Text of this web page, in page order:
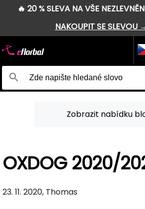
🔥 20 % SLEVA NA VŠE
NAKOUPIT SE SLEVOU
Zobrazit nabídku
OXDOG 2020/
23. 11. 2020, Thomas